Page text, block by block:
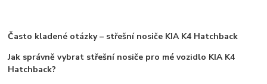
Často kladené otázky – střešní nosiče KIA K4 Hatchback
Jak správně vybrat střešní nosiče pro mé vozidlo KIA K4
Hatchback?